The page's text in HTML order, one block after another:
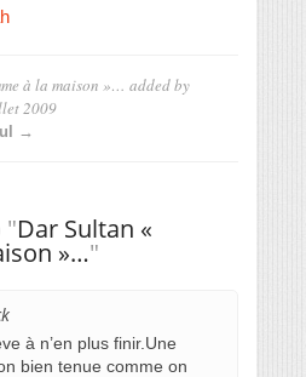
à la maison »… added by
2009
→
"Dar Sultan «
»…"
à n’en plus finir.Une
bien tenue comme on